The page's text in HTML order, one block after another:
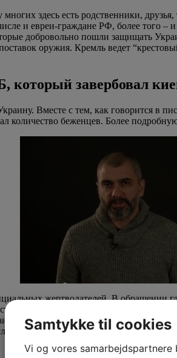
здесь есть родственники,
и евреи-граждане РФ, более того
добровольно пошли защищать
оружия. Кремль ведет
завербовал
Вместе с тем, как говорится в
количество беженцев. Более
жертводателей. В
в Западной Украине. Он не только
спасавшие евреев во времена
этого президент Владимир Зеленский
Samtykke til cookies
Vi og vores samarbejdspartnere